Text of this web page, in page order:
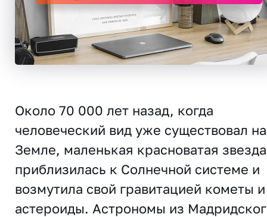
Около 70 000 лет назад, когда
человеческий вид уже существовал на
Земле, маленькая красноватая звезда
приблизилась к Солнечной системе и
возмутила свой гравитацией кометы и
астероиды. Астрономы из